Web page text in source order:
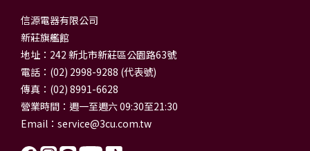
信源電器有限公司
新莊旗艦館
地址：242 新北市新莊區公園路63號
電話：(02) 2998-9288 (代表號)
傳真：(02) 8991-6628
營業時間：週一至週六 09:30至21:30
Email： service@3cu.com.tw